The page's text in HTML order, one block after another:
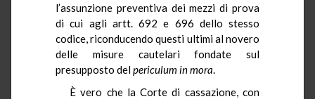
l’assunzione preventiva dei mezzi di prova
di cui agli artt. 692 e 696 dello stesso
codice, riconducendo questi ultimi al novero
delle misure cautelari fondate sul
presupposto delpericulum in mora.
È vero che la Corte di cassazione, con